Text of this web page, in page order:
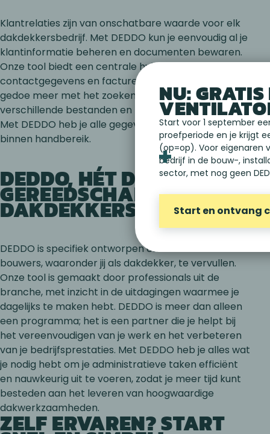
Klantrelaties zijn van onschatbare waarde voor elk
dakdekkersbedrijf. Met DEDDO kun je eenvoudig al je
klantinformatie beheren en documenten bewaren.
Onze tool biedt een centrale hub waarin je
contactgegevens en facturen kunt opslaan. Geen
gedoe meer met het zoeken naar klantinformatie in
verschillende bestanden en kwijtgeraakte facturen.
Met DEDDO heb je alle gegevens die je nodig hebt
binnen handbereik.
DEDDO, HÉT DIGITALE
GEREEDSCHAP VOOR
DAKDEKKERS
DEDDO is specifiek ontworpen om de behoeften van
bouwers, waaronder jij als dakdekker, te vervullen.
Onze tool is gemaakt door professionals uit de
branche, met inzicht in de uitdagingen waarmee je
dagelijks te maken hebt. DEDDO is meer dan alleen
een programma; het is een partner die je helpt bij
het vereenvoudigen van je werk en het verbeteren
van je bedrijfsprestaties. Met DEDDO heb je alles wat
je nodig hebt om je administratieve taken efficiënt
en nauwkeurig uit te voeren, zodat je meer tijd kunt
besteden aan het leveren van hoogwaardige
dakwerkzaamheden.
ZELF ERVAREN? START
NU:
Start voor 1 september
proefperiode en je krijgt
(op=op). Voor eigenaren
bedrijf in de bouw-,
sector, met nog geen
Start en ontvang